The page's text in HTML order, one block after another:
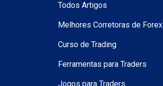
Todos Artigos
Melhores Corretoras de Forex
Curso de Trading
Ferramentas para Traders
Jogos para Traders